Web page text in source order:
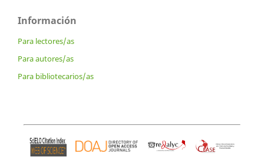
Información
Para lectores/as
Para autores/as
Para bibliotecarios/as